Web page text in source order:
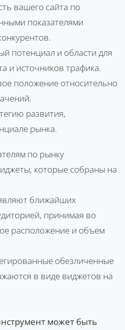
вашего сайта по
показателями
потенциал и области для
и источников трафика.
положение относительно
развития,
рынка.
по рынку
которые собраны на
ближайших
принимая во
расположение и объем
обезличенные
в виде виджетов на
может быть